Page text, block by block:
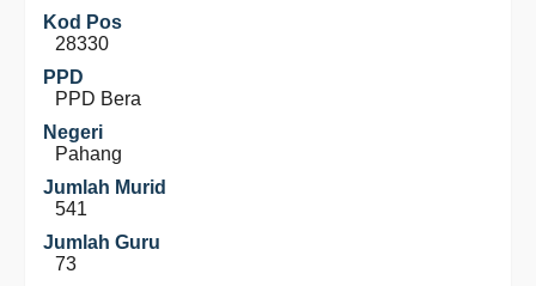
Kod Pos
28330
PPD
PPD Bera
Negeri
Pahang
Jumlah Murid
541
Jumlah Guru
73